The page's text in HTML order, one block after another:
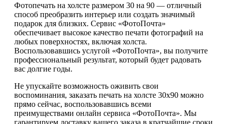
Фотопечать на холсте размером 30 на 90 — отличный
способ преобразить интерьер или создать значимый
подарок для близких. Сервис «ФотоПочта»
обеспечивает высокое качество печати фотографий на
любых поверхностях, включая холста.
Воспользовавшись услугой «ФотоПочта», вы получите
профессиональный результат, который будет радовать
вас долгие годы.
Не упускайте возможность оживить свои
воспоминания, заказать печать на холсте 30х90 можно
прямо сейчас, воспользовавшись всеми
преимуществами онлайн сервиса «ФотоПочта». Мы
гарантируем доставку вашего заказа в кратчайшие сроки